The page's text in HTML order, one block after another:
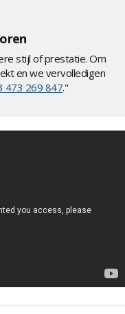
stijl of prestatie. Om
en we vervolledigen
473 269 847."